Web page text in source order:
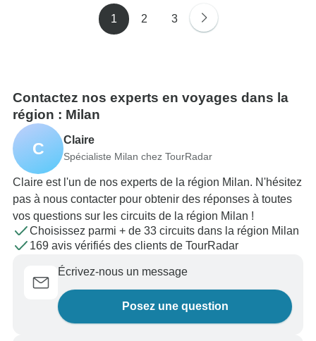
1 2 3
Contactez nos experts en voyages dans la
région : Milan
C Claire
Spécialiste Milan chez TourRadar
Claire est l'un de nos experts de la région Milan. N'hésitez
pas à nous contacter pour obtenir des réponses à toutes
vos questions sur les circuits de la région Milan !
Choisissez parmi + de 33 circuits dans la région Milan
169 avis vérifiés des clients de TourRadar
Écrivez-nous un message
Posez une question